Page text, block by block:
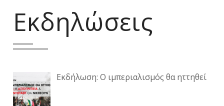
Εκδηλώσεις
Εκδήλωση: Ο ιμπεριαλισμός θα ηττηθεί